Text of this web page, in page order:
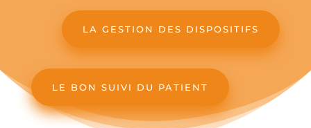
LA GESTION DES DISPOSITIFS
LE BON SUIVI DU PATIENT